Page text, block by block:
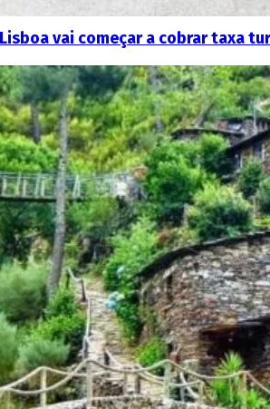
vai começar a cobrar taxa